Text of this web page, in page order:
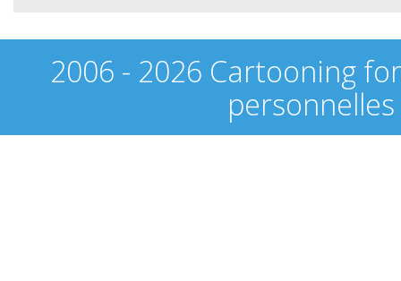
2006 - 2026 Cartooning
personnelles